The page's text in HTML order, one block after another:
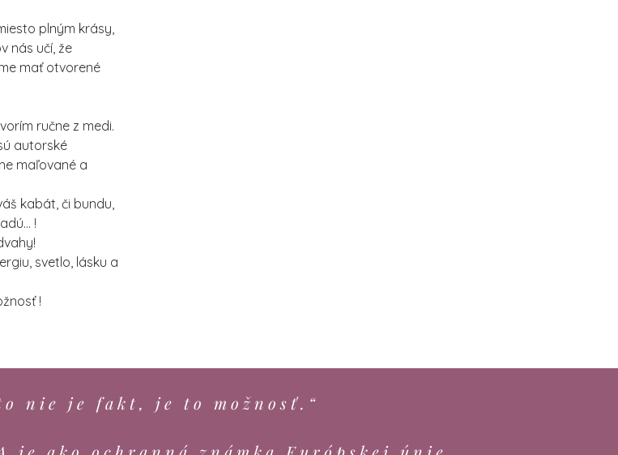
plným krásy,
nás učí, že
mať otvorené
ručne z medi.
autorské
maľované a
kabát, či bundu,
!
svetlo, lásku a
!
nie je fakt, je to možnosť.“